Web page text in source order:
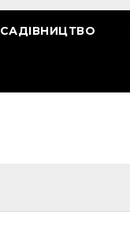
САДІВНИЦТВО